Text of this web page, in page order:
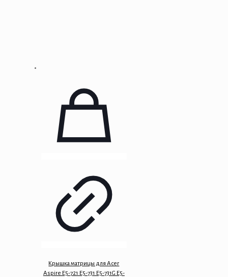
Крышка матрицы для Acer
Aspire E5-721 E5-731 E5-731G E5-